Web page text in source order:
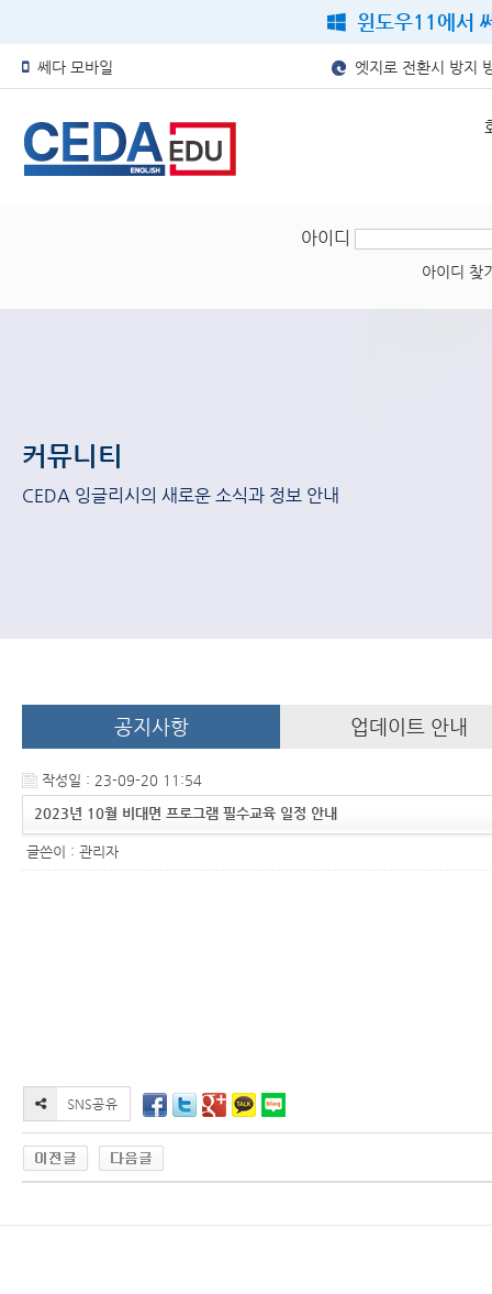
윈도우11에서
쎄다 모바일 엣지로 전환시 방지
아이디
아이디 찾
커뮤니티
CEDA 잉글리시의 새로운 소식과 정보 안내
공지사항 업데이트 안내
작성일 : 23-09-20 11:54
2023년 10월 비대면 프로그램 필수교육 일정 안내
글쓴이 : 관리자